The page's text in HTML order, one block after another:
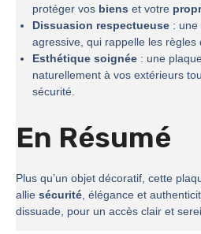
protéger vos biens et votre
Dissuasion respectueuse : une
agressive, qui rappelle les règles
Esthétique soignée : une
naturellement à vos extérieurs
sécurité.
En Résumé
Plus qu’un objet décoratif, cette
allie sécurité, élégance et
dissuade, pour un accès clair et